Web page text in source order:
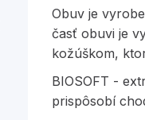
Obuv je
časť obuvi je
kožúškom,
BIOSOFT -
prispôsobí